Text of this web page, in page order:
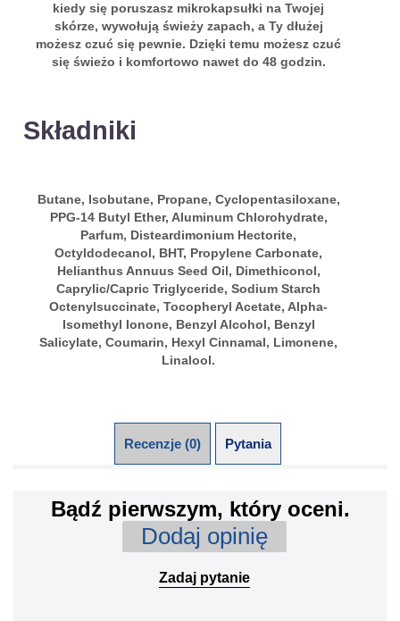
kiedy się poruszasz mikrokapsułki na Twojej
skórze, wywołują świeży zapach, a Ty dłużej
możesz czuć się pewnie. Dzięki temu możesz czuć
się świeżo i komfortowo nawet do 48 godzin.
Składniki
Butane, Isobutane, Propane, Cyclopentasiloxane,
PPG-14 Butyl Ether, Aluminum Chlorohydrate,
Parfum, Disteardimonium Hectorite,
Octyldodecanol, BHT, Propylene Carbonate,
Helianthus Annuus Seed Oil, Dimethiconol,
Caprylic/Capric Triglyceride, Sodium Starch
Octenylsuccinate, Tocopheryl Acetate, Alpha-
Isomethyl Ionone, Benzyl Alcohol, Benzyl
Salicylate, Coumarin, Hexyl Cinnamal, Limonene,
Linalool.
Recenzje (0) Pytania (0)
Bądź pierwszym, który oceni.
Dodaj opinię
Zadaj pytanie